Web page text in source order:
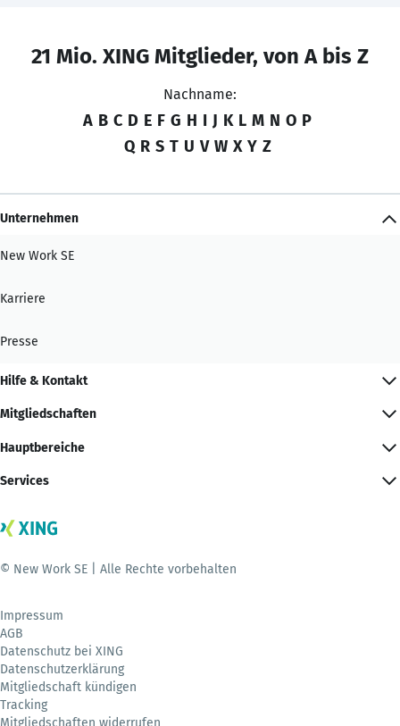
21 Mio. XING Mitglieder, von A bis Z
Nachname:
A B C D E F G H I J K L M N O P
Q R S T U V W X Y Z
Unternehmen
New Work SE
Karriere
Presse
Hilfe & Kontakt
Mitgliedschaften
Hauptbereiche
Services
© New Work SE | Alle Rechte vorbehalten
Impressum
AGB
Datenschutz bei XING
Datenschutzerklärung
Mitgliedschaft kündigen
Tracking
Mitgliedschaften widerrufen